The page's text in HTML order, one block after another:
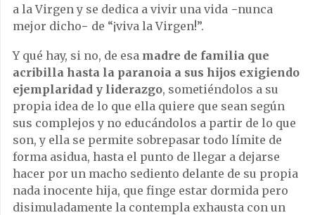
a la Virgen y se dedica a vivir una vida −nunca
mejor dicho− de “¡viva la Virgen!”.
Y qué hay, si no, de esa madre de familia que
acribilla hasta la paranoia a sus hijos exigiendo
ejemplaridad y liderazgo, sometiéndolos a su
propia idea de lo que ella quiere que sean según
sus complejos y no educándolos a partir de lo que
son, y ella se permite sobrepasar todo límite de
forma asidua, hasta el punto de llegar a dejarse
hacer por un macho sediento delante de su propia
nada inocente hija, que finge estar dormida pero
disimuladamente la contempla exhausta con un